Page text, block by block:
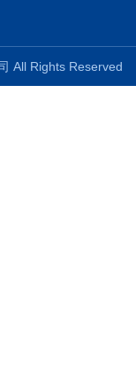
司 All Rights